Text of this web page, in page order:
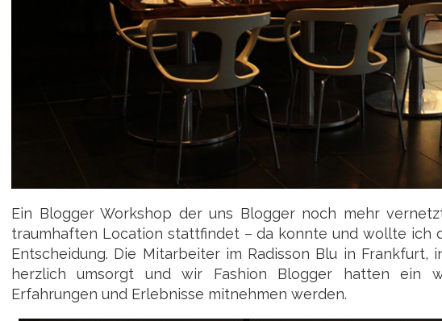
Ein Blogger Workshop der uns Blogger noch mehr
traumhaften Location stattfindet – da konnte und wollte ich
Entscheidung. Die Mitarbeiter im Radisson Blu in
herzlich umsorgt und wir Fashion Blogger hatten ein
Erfahrungen und Erlebnisse mitnehmen werden.